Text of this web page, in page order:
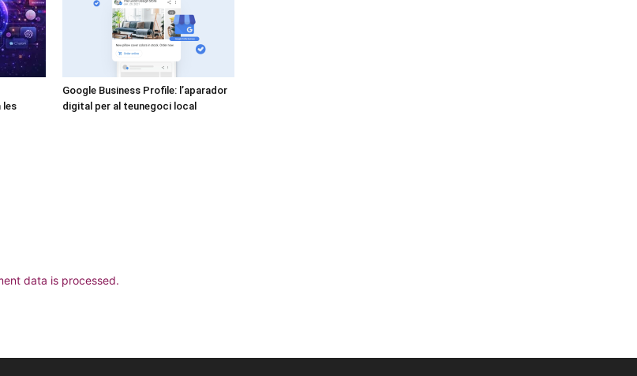
les
Google Business Profile: l’aparador
digital per al teunegoci local
data is processed.